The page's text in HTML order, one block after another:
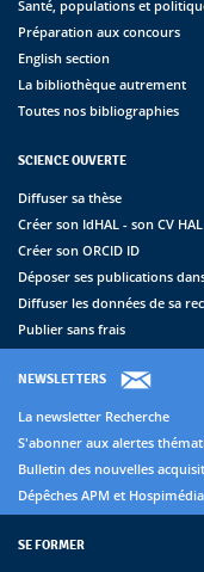
Santé, populations et
Préparation aux concours
English section
La bibliothèque autrement
Toutes nos bibliographies
SCIENCE OUVERTE
Diffuser sa thèse
Créer son IdHAL - son CV HAL
Créer son ORCID ID
Déposer ses publications
Diffuser les données de sa
Publier sans frais
NEWSLETTERS
La newsletter Recherche
S'abonner aux alertes
Bulletin des nouvelles
Dépêches APM et Hospimédia
SE FORMER